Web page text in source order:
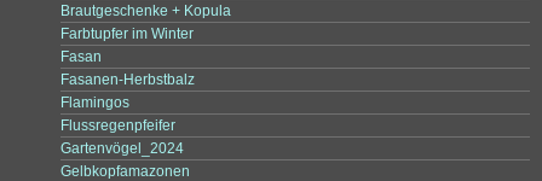
Brautgeschenke + Kopula
Farbtupfer im Winter
Fasan
Fasanen-Herbstbalz
Flamingos
Flussregenpfeifer
Gartenvögel_2024
Gelbkopfamazonen